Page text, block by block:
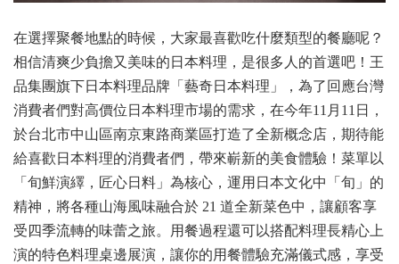
在選擇聚餐地點的時候，大家最喜歡吃什麼類型的餐廳呢？
相信清爽少負擔又美味的日本料理，是很多人的首選吧！王
品集團旗下日本料理品牌「藝奇日本料理」，為了回應台灣
消費者們對高價位日本料理市場的需求，在今年11月11日，
於台北市中山區南京東路商業區打造了全新概念店，期待能
給喜歡日本料理的消費者們，帶來嶄新的美食體驗！菜單以
「旬鮮演繹，匠心日料」為核心，運用日本文化中「旬」的
精神，將各種山海風味融合於 21 道全新菜色中，讓顧客享
受四季流轉的味蕾之旅。用餐過程還可以搭配料理長精心上
演的特色料理桌邊展演，讓你的用餐體驗充滿儀式感，享受